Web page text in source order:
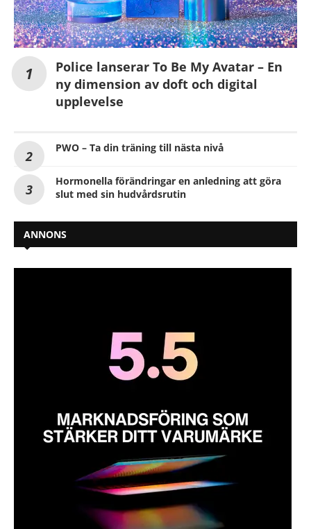
Police lanserar To Be My Avatar – En
ny dimension av doft och digital
upplevelse
PWO – Ta din träning till nästa nivå
Hormonella förändringar en anledning att göra
slut med sin hudvårdsrutin
ANNONS